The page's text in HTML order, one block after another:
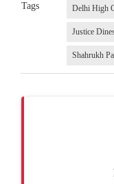
Tags Delhi High
Justice
Shahrukh